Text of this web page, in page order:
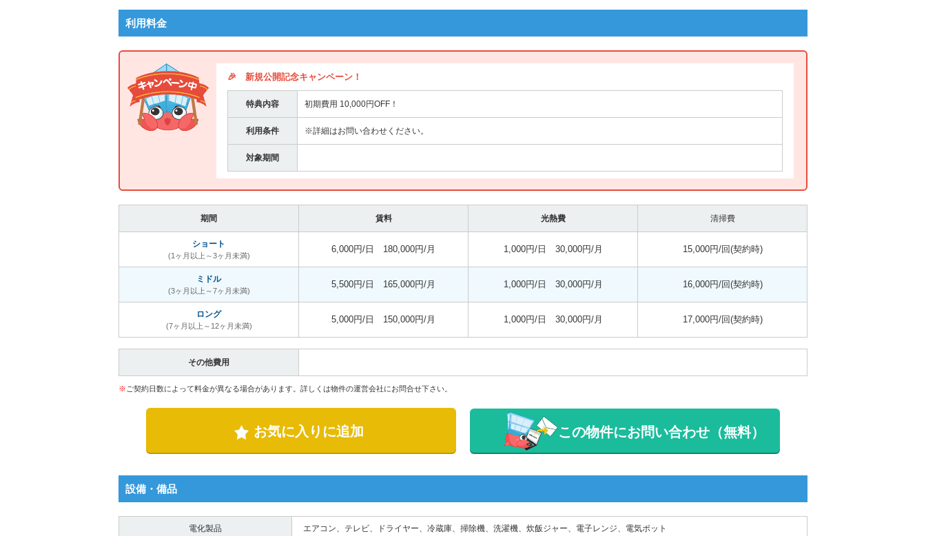
利用料金
🎉 新規公開記念キャンペーン！
特典内容 初期費用 10,000円OFF！
利用条件 ※詳細はお問い合わせください。
対象期間
期間 賃料 光熱費 清掃費
ショート
(1ヶ月以上～3ヶ月未満)
6,000円/日 180,000円/月 1,000円/日 30,000円/月 15,000円/回(契約時)
ミドル
(3ヶ月以上～7ヶ月未満)
5,500円/日 165,000円/月 1,000円/日 30,000円/月 16,000円/回(契約時)
ロング
(7ヶ月以上～12ヶ月未満)
5,000円/日 150,000円/月 1,000円/日 30,000円/月 17,000円/回(契約時)
その他費用
※ ご契約日数によって料金が異なる場合があります。詳しくは物件の運営会社にお問合せ下さい。
お気に入りに追加 この物件にお問い合わせ（無料）
設備・備品
電化製品 エアコン、テレビ、ドライヤー、冷蔵庫、掃除機、洗濯機、炊飯ジャー、電子レンジ、電気ポット